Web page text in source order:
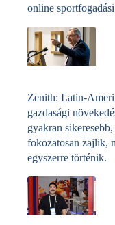
online
Zenith: Latin-
gazdasági
gyakran sikeresebb,
fokozatosan zajlik,
egyszerre történik.